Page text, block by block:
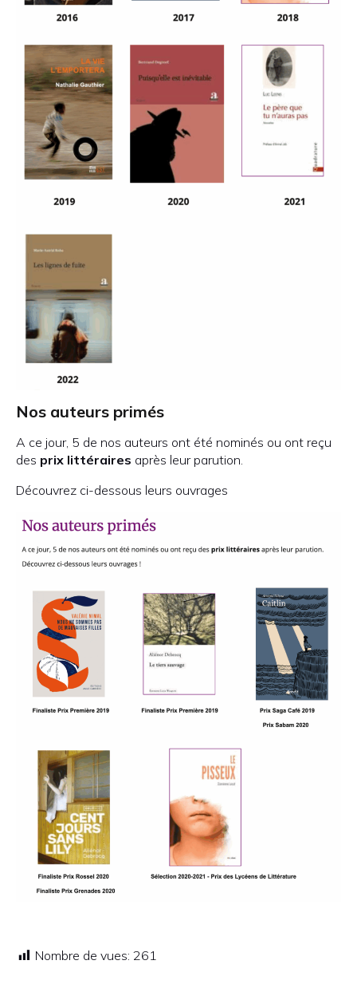
Nos auteurs primés
A ce jour, 5 de nos auteurs ont été nominés ou ont reçu
des prix littéraires après leur parution.
Découvrez ci-dessous leurs ouvrages
Nombre de vues: 261